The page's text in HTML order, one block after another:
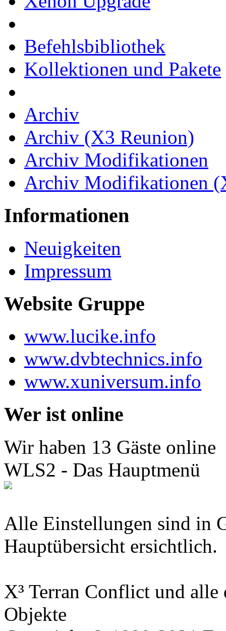
Befehlsbibliothek
Kollektionen und Pakete
Archiv
Archiv (X3 Reunion)
Archiv Modifikationen
Archiv Modifikationen
Informationen
Neuigkeiten
Impressum
Website Gruppe
www.lucike.info
www.dvbtechnics.info
www.xuniversum.info
Wer ist online
Wir haben 13 Gäste online
WLS2 - Das Hauptmenü
Alle Einstellungen sind in
Hauptübersicht ersichtlich.
X³ Terran Conflict und
Objekte